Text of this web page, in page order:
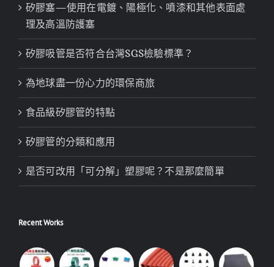
矽膠塞—使用在電鍍、陽極化、噴漆和其他表面處
理及高溫防護塞
矽膠吸管是否符合台灣SGS檢驗標準？
為地球盡一份心力的環保商旅
食品級矽膠管的特點
矽膠管的分類和應用
是否可改用「可分解」塑膠呢？不是那麼簡單
Recent Works